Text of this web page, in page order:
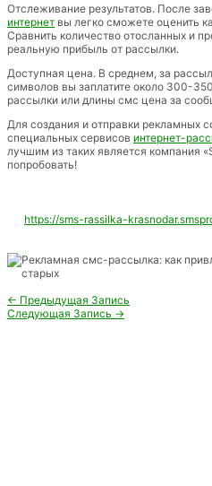
Отслеживание результатов. После
интернет вы легко сможете оценить
Сравнить количество отосланных и
реальную прибыль от рассылки.
Доступная цена. В среднем, за
символов вы заплатите около 300-
рассылки или длины смс цена за
Для создания и отправки рекламных
специальных сервисов интернет-
лучшим из таких является компания
попробовать!
https://sms-rassilka-
Навигация
по
← Предыдущая Запись
Следующая Запись →